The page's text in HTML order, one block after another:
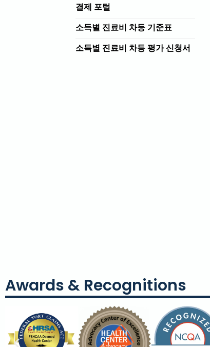
결제 포털
소득별 진료비 차등 기준표
소득별 진료비 차등 평가 신청서
Awards & Recognitions